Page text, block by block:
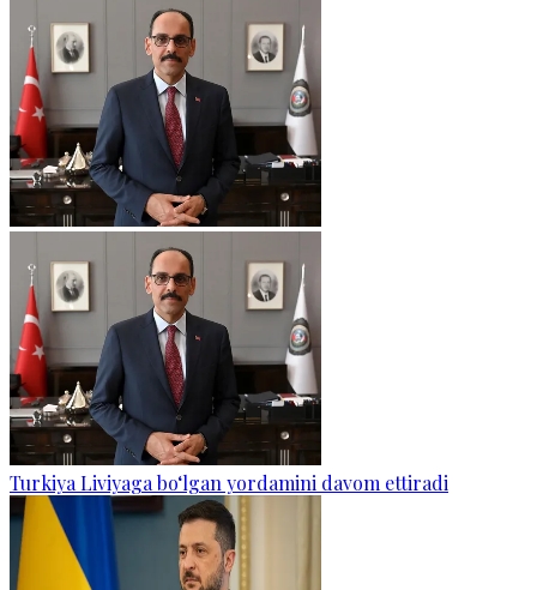
Turkiya Liviyaga bo‘lgan yordamini davom ettiradi